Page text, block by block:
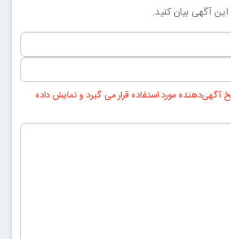
آگهی بیان کنید.
مورد استفاده قرار می گیرد و نمایش داده